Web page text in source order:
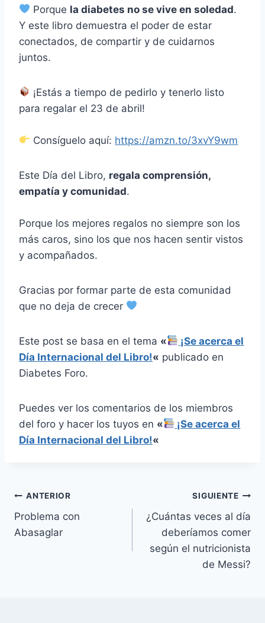
Porque la diabetes no se vive en soledad.
Y este libro demuestra el poder de estar
conectados, de compartir y de cuidarnos
juntos.
¡Estás a tiempo de pedirlo y tenerlo listo
para regalar el 23 de abril!
Consíguelo aquí: https://amzn.to/3xvY9wm
Este Día del Libro, regala comprensión,
empatía y comunidad.
Porque los mejores regalos no siempre son los
más caros, sino los que nos hacen sentir vistos
y acompañados.
Gracias por formar parte de esta comunidad
que no deja de crecer
Este post se basa en el tema «
¡Se acerca el
Día Internacional del Libro!« publicado en
Diabetes Foro.
Puedes ver los comentarios de los miembros
del foro y hacer los tuyos en «
¡Se acerca el
Día Internacional del Libro!«
Navegación
de
ANTERIOR
Problema con
Abasaglar
SIGUIENTE
¿Cuántas veces al día
deberíamos comer
según el nutricionista
de Messi?